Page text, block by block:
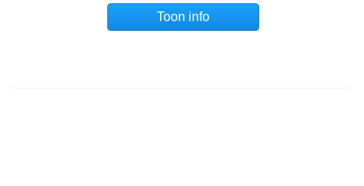
Toon info